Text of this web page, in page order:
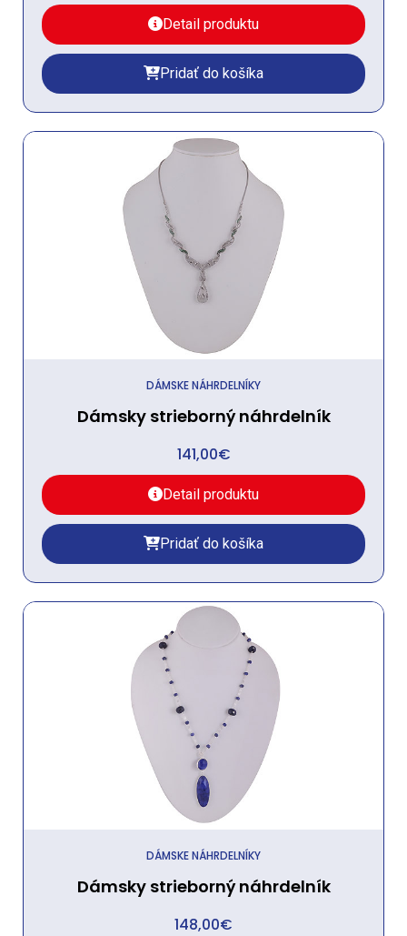
Detail produktu
Pridať do košíka
DÁMSKE NÁHRDELNÍKY
Dámsky strieborný náhrdelník
141,00€
Detail produktu
Pridať do košíka
DÁMSKE NÁHRDELNÍKY
Dámsky strieborný náhrdelník
148,00€